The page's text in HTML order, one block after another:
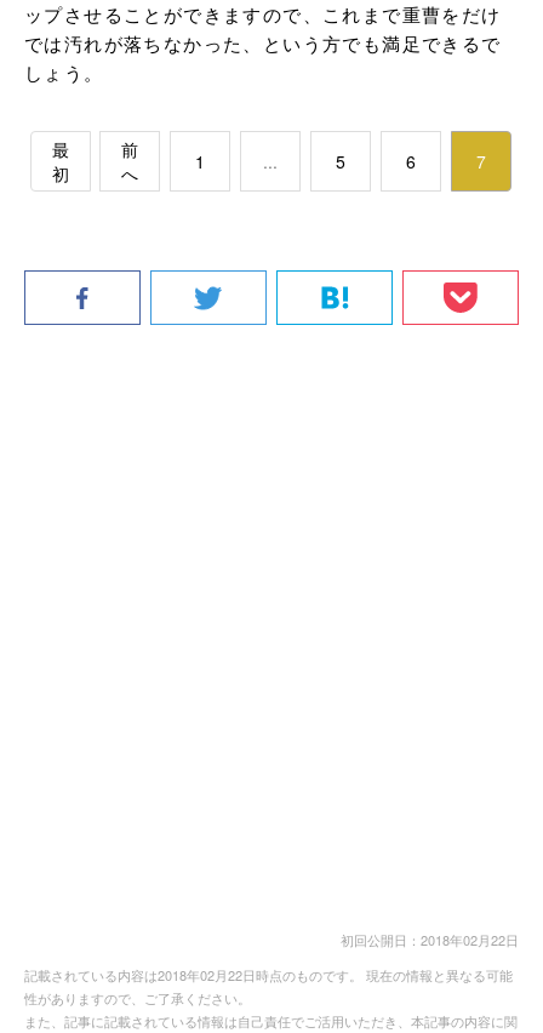
ップさせることができますので、これまで重曹をだけ
では汚れが落ちなかった、という方でも満足できるで
しょう。
最
初
前
へ
1 ... 5 6 7
初回公開日：2018年02月22日
記載されている内容は2018年02月22日時点のものです。 現在の情報と異なる可能
性がありますので、ご了承ください。
また、記事に記載されている情報は自己責任でご活用いただき、本記事の内容に関